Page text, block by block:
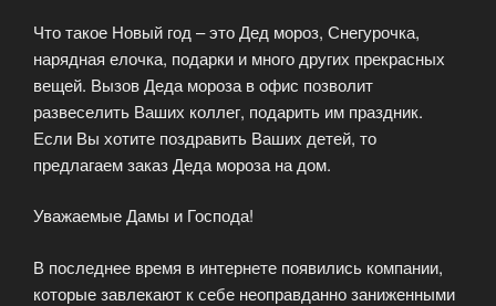
и
в
офис»
Что такое Новый год – это Дед мороз, Снегурочка,
нарядная елочка, подарки и много других прекрасных
вещей. Вызов Деда мороза в офис позволит
развеселить Ваших коллег, подарить им праздник.
Если Вы хотите поздравить Ваших детей, то
предлагаем заказ Деда мороза на дом.
Уважаемые Дамы и Господа!
В последнее время в интернете появились компании,
которые завлекают к себе неоправданно заниженными